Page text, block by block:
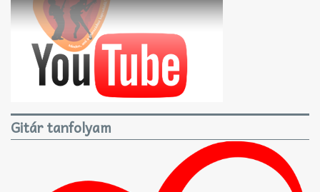
Gitár tanfolyam